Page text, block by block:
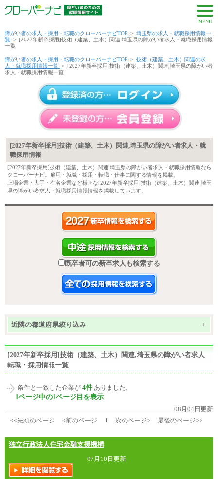
MENU
障がい者の求人・採用・転職のクローバーナビTOP > 埼玉県の求人・就職採用情報一
覧 > [2027年新卒採用]技術（建築、土木）関連,埼玉県の障がい者求人・就職採用情報
一覧
障がい者の求人・採用・転職のクローバーナビTOP > 技術（建築、土木）関連の求
人・就職採用情報一覧 > [2027年新卒採用]技術（建築、土木）関連,埼玉県の障がい者
求人・就職採用情報一覧
[2027年新卒採用]技術（建築、土木）関連,埼玉県の障がい者求人・就
職採用情報
[2027年新卒採用]技術（建築、土木）関連,埼玉県の障がい者求人・就職採用情報なら
クローバーナビ。雇用・就職・採用・転職・仕事に関する情報を掲載。
上場企業・大手・有名企業など様々な[2027年新卒採用]技術（建築、土木）関連,埼玉
県の障がい者求人・就職採用情報情報を掲載しています。
既卒者可の新卒求人も検索する
近隣の都道府県絞り込み +
[2027年新卒採用]技術（建築、土木）関連,埼玉県の障がい者求人
転職・採用情報一覧
条件と一致した企業が 4件 ありました。
1ページ中の1ページ目を表示
08月04日更新
<<先頭のページ
<前のページ 1 次のページ> 最後のページ>>
独立行政法人住宅金融支援機構
07月10日更新